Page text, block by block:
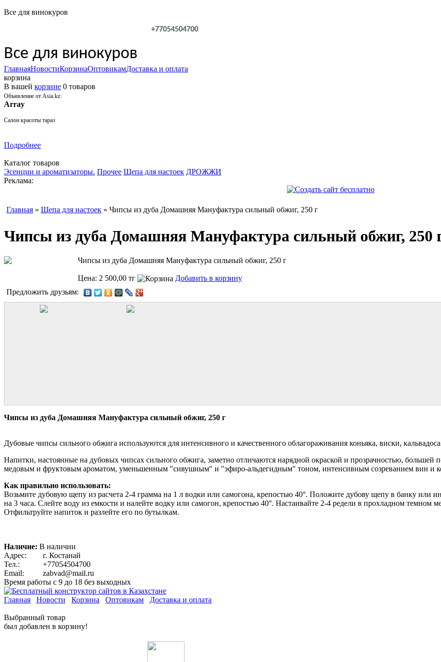
Все для винокуров
+77054504700
Все для винокуров
ГлавнаяНовостиКорзинаОптовикамДоставка и оплата
корзина
В вашей корзине 0 товаров
Объявление от Asia.kz:
Array
Салон красоты тараз
Подробнее
Каталог товаров
Эсенции и ароматизаторы. Прочее Щепа для настоек ДРОЖЖИ
Реклама:
Главная » Щепа для настоек » Чипсы из дуба Домашняя Мануфактура сильный обжиг, 250 г
Чипсы из дуба Домашняя Мануфактура сильный обжиг, 250
Чипсы из дуба Домашняя Мануфактура сильный обжиг, 250 г
Цена: 2 500,00 тг
Добавить в корзину
Предложить друзьям:
Чипсы из дуба Домашняя Мануфактура сильный обжиг, 250 г
Дубовые чипсы сильного обжига используются для интенсивного и качественного облагораживания коньяка, виски,
Напитки, настоянные на дубовых чипсах сильного обжига, заметно отличаются нарядной окраской и прозрачностью,
медовым и фруктовым ароматом, уменьшенным "сивушным" и "эфиро-альдегидным" тоном, интенсивным созреванием вин и
Как правильно использовать:
Возьмите дубовую щепу из расчета 2-4 грамма на 1 л водки или самогона, крепостью 40°. Положите дубову щепу в банку или
на 3 часа. Слейте воду из емкости и налейте водку или самогон, крепостью 40°. Настаивайте 2-4 редели в прохладном темном
Отфильтруйте напиток и разлейте его по бутылкам.
Наличие: В наличии
Адрес:
г. Костанай
Тел.:
+77054504700
Email:
zabvad@mail.ru
Время работы с 9 до 18 без выходных
Главная Новости Корзина Оптовикам Доставка и оплата
Выбранный товар
был добавлен в корзину!